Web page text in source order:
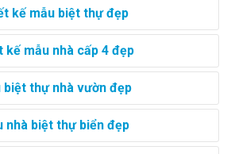
kế mẫu biệt thự đẹp
kế mẫu nhà cấp 4 đẹp
biệt thự nhà vườn đẹp
nhà biệt thự biển đẹp